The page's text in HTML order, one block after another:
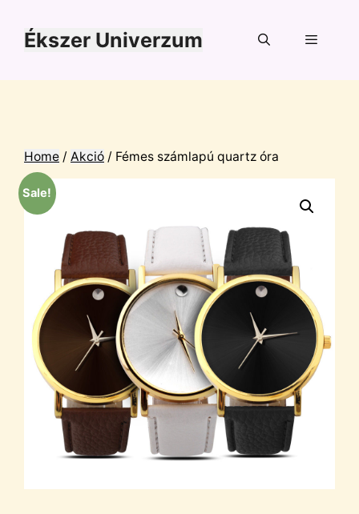
tartalomba
Ékszer Univerzum
Home / Akció / Fémes számlapú quartz óra
Sale!